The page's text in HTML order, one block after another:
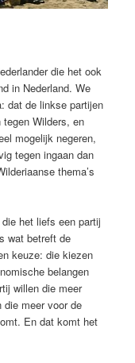
die het ook
in Nederland. We
dat de linkse partijen
Wilders, en
mogelijk negeren,
tegen ingaan dan
thema’s
het liefs een partij
wat betreft de
keuze: die kiezen
belangen
willen die meer
die meer voor de
En dat komt het